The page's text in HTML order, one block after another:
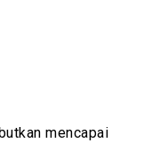
mencapai